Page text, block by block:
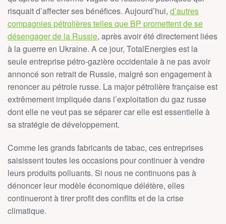
risquait d’affecter ses bénéfices. Aujourd’hui, d’autres
compagnies pétrolières telles que BP promettent de se
désengager de la Russie, après avoir été directement liées
à la guerre en Ukraine. A ce jour, TotalEnergies est la
seule entreprise pétro-gazière occidentale à ne pas avoir
annoncé son retrait de Russie, malgré son engagement à
renoncer au pétrole russe. La major pétrolière française est
extrêmement impliquée dans l’exploitation du gaz russe
dont elle ne veut pas se séparer car elle est essentielle à
sa stratégie de développement.
Comme les grands fabricants de tabac, ces entreprises
saisissent toutes les occasions pour continuer à vendre
leurs produits polluants. Si nous ne continuons pas à
dénoncer leur modèle économique délétère, elles
continueront à tirer profit des conflits et de la crise
climatique.